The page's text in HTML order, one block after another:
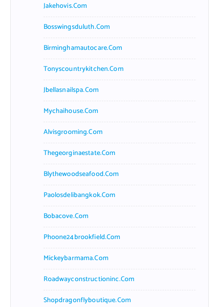
Jakehovis.com
Bosswingsduluth.com
Birminghamautocare.com
Tonyscountrykitchen.com
Jbellasnailspa.com
Mychaihouse.com
Alvisgrooming.com
Thegeorginaestate.com
Blythewoodseafood.com
Paolosdelibangkok.com
Bobacove.com
Phoone24brookfield.com
Mickeybarmama.com
Roadwayconstructioninc.com
Shopdragonflyboutique.com